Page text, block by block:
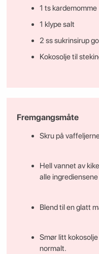
1 ts kardemomme
1 klype salt
2 ss sukrinsirup
Kokosolje til
Fremgangsmåte
Skru på
Hell vannet av
alle
Blend til en glatt
Smør litt
normalt.